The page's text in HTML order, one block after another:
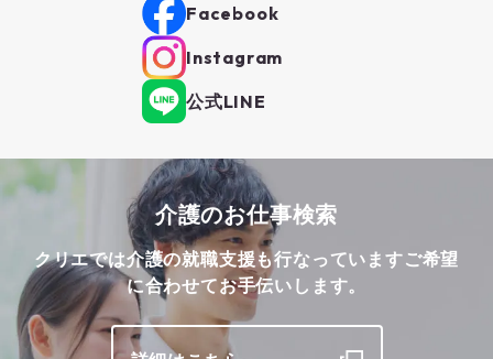
公式LINE
Instagram
Facebook
介護のお仕事検索
クリエでは介護の就職支援も行なっていますご希望
に合わせてお手伝いします。